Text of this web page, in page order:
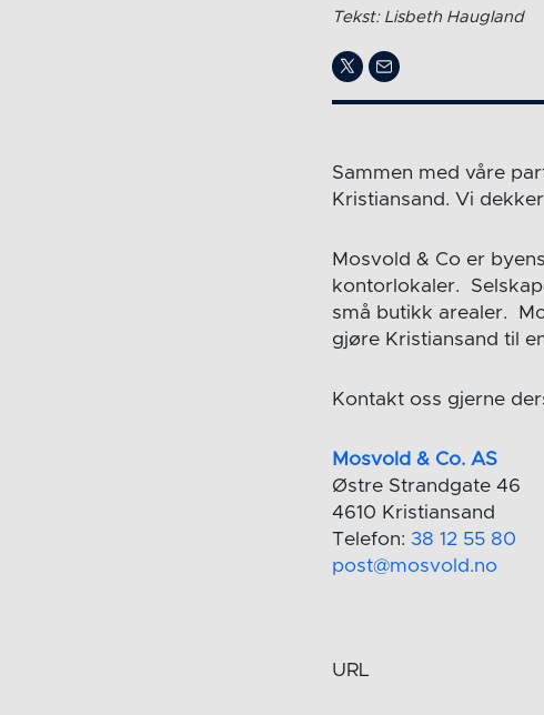
Tekst: Lisbeth Haugland
Sammen med våre
Kristiansand. Vi
Mosvold & Co er
kontorlokaler.
små butikk arealer.
gjøre Kristiansand til
Kontakt oss gjerne
Mosvold & Co. AS
Østre Strandgate 46
4610 Kristiansand
Telefon: 38 12 55 80
post@mosvold.no
URL